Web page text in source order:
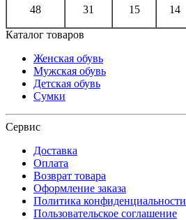
48 31 15 14
Каталог товаров
Женская обувь
Мужская обувь
Детская обувь
Сумки
Сервис
Доставка
Оплата
Возврат товара
Оформление заказа
Политика конфиденциальности
Пользовательское соглашение